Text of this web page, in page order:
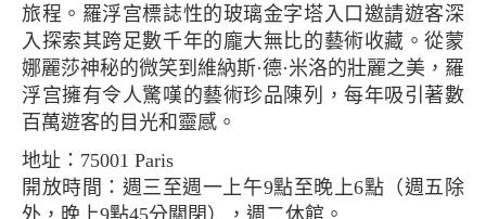
旅程。羅浮宫標誌性的玻璃金字塔入口邀請遊客深
入探索其跨足數千年的龐大無比的藝術收藏。從蒙
娜麗莎神秘的微笑到維納斯·德·米洛的壯麗之美，羅
浮宫擁有令人驚嘆的藝術珍品陳列，每年吸引著數
百萬遊客的目光和靈感。
地址：75001 Paris
開放時間：週三至週一上午9點至晚上6點（週五除